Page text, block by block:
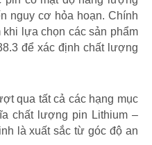
nguy cơ hỏa hoạn. Chính
lựa chọn các sản phẩm
để xác định chất lượng
qua tất cả các hạng mục
chất lượng pin Lithium –
là xuất sắc từ góc độ an